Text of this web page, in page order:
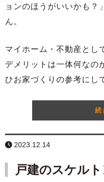
ョンのほうがいいかも？
ん。
マイホーム・不動産とし
デメリットは一体何なの
ひお家づくりの参考にし
続
2023.12.14
戸建のスケル